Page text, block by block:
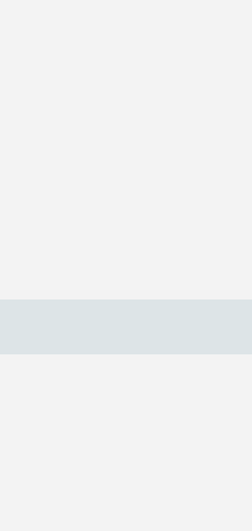
Habeck die Einspeisung